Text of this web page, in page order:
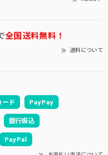
全国送料無料！
送料について
ード PayPay
銀行振込
PayPal